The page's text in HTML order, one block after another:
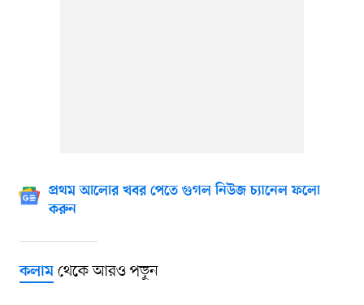
প্রথম আলোর খবর পেতে গুগল নিউজ চ্যানেল ফলো
করুন
কলামথেকে আরও পড়ুন